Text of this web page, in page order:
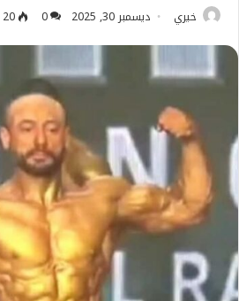
خيري ديسمبر 30, 2025 0
20